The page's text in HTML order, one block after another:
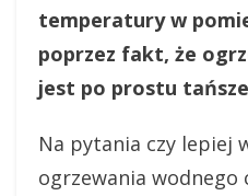
temperatury w
poprzez fakt, że
jest po prostu
Na pytania czy lepiej
ogrzewania wodnego